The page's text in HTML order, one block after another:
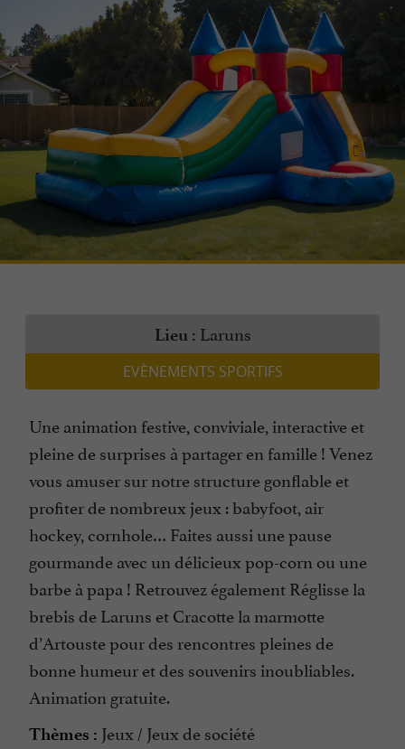
Lieu : Laruns
EVÈNEMENTS SPORTIFS
Une animation festive, conviviale, interactive et
pleine de surprises à partager en famille ! Venez
vous amuser sur notre structure gonflable et
profiter de nombreux jeux : babyfoot, air
hockey, cornhole… Faites aussi une pause
gourmande avec un délicieux pop-corn ou une
barbe à papa ! Retrouvez également Réglisse la
brebis de Laruns et Cracotte la marmotte
d’Artouste pour des rencontres pleines de
bonne humeur et des souvenirs inoubliables.
Animation gratuite.
Thèmes : Jeux / Jeux de société